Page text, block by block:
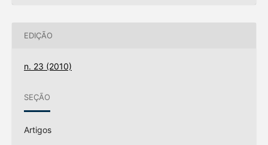
EDIÇÃO
n. 23 (2010)
SEÇÃO
Artigos